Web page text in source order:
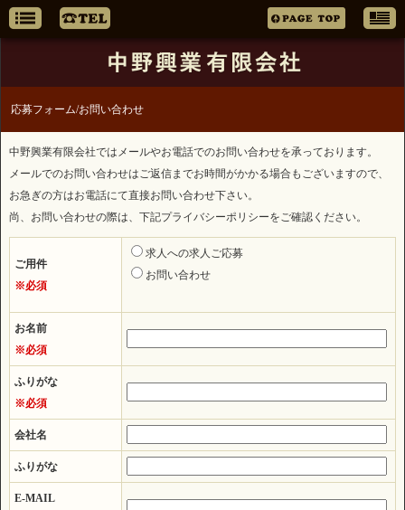
応募フォーム/お問い合わせ
中野興業有限会社ではメールやお電話でのお問い合わせを承っております。
メールでのお問い合わせはご返信までお時間がかかる場合もございますので、
お急ぎの方はお電話にて直接お問い合わせ下さい。
尚、お問い合わせの際は、下記プライバシーポリシーをご確認ください。
ご用件
※必須
求人への求人ご応募
お問い合わせ
お名前
※必須
ふりがな
※必須
会社名
ふりがな
E-MAIL